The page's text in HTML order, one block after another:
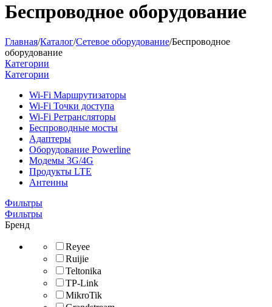
Беспроводное оборудование
Главная/Каталог/Сетевое оборудование/Беспроводное
оборудование
Категории
Категории
Wi-Fi Маршрутизаторы
Wi-Fi Точки доступа
Wi-Fi Ретрансляторы
Беспроводные мосты
Адаптеры
Оборудование Powerline
Модемы 3G/4G
Продукты LTE
Антенны
Фильтры
Фильтры
Бренд
Reyee
Ruijie
Teltonika
TP-Link
MikroTik